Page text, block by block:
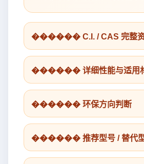
������ C.I. / CAS 完整
������ 详细性能与适用
������ 环保方向判断
������ 推荐型号 / 替代